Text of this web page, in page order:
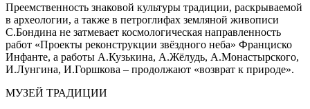
Преемственность знаковой культуры традиции, раскрываемой
в археологии, а также в петроглифах земляной живописи
С.Бондина не затмевает космологическая направленность
работ «Проекты реконструкции звёздного неба» Франциско
Инфанте, а работы А.Кузькина, А.Жёлудь, А.Монастырского,
И.Лунгина, И.Горшкова – продолжают «возврат к природе».
МУЗЕЙ ТРАДИЦИИ